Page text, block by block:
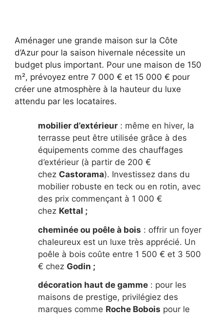
Aménager une grande maison sur la Côte
d’Azur pour la saison hivernale nécessite un
budget plus important. Pour une maison de 150
m², prévoyez entre 7 000 € et 15 000 € pour
créer une atmosphère à la hauteur du luxe
attendu par les locataires.
mobilier d’extérieur : même en hiver, la
terrasse peut être utilisée grâce à des
équipements comme des chauffages
d’extérieur (à partir de 200 €
chez Castorama). Investissez dans du
mobilier robuste en teck ou en rotin, avec
des prix commençant à 1 000 €
chez Kettal ;
cheminée ou poêle à bois : offrir un foyer
chaleureux est un luxe très apprécié. Un
poêle à bois coûte entre 1 500 € et 3 500
€ chez Godin ;
décoration haut de gamme : pour les
maisons de prestige, privilégiez des
marques comme Roche Bobois pour le